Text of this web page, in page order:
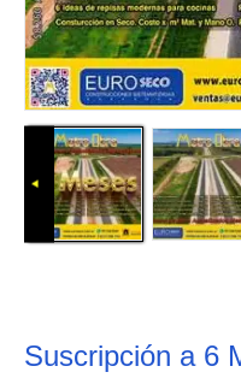
Suscripción a 6